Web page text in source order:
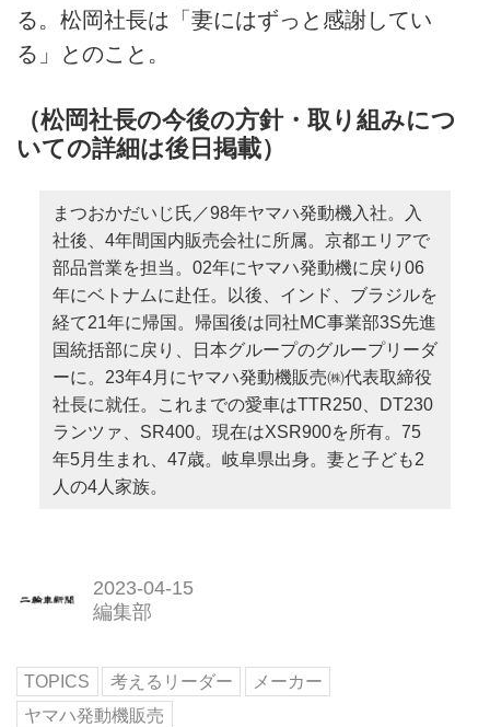
る。松岡社長は「妻にはずっと感謝してい
る」とのこと。
（松岡社長の今後の方針・取り組みにつ
いての詳細は後日掲載）
まつおかだいじ氏／98年ヤマハ発動機入社。入
社後、4年間国内販売会社に所属。京都エリアで
部品営業を担当。02年にヤマハ発動機に戻り06
年にベトナムに赴任。以後、インド、ブラジルを
経て21年に帰国。帰国後は同社MC事業部3S先進
国統括部に戻り、日本グループのグループリーダ
ーに。23年4月にヤマハ発動機販売㈱代表取締役
社長に就任。これまでの愛車はTTR250、DT230
ランツァ、SR400。現在はXSR900を所有。75
年5月生まれ、47歳。岐阜県出身。妻と子ども2
人の4人家族。
2023-04-15
編集部
TOPICS 考えるリーダー
メーカー
ヤマハ発動機販売